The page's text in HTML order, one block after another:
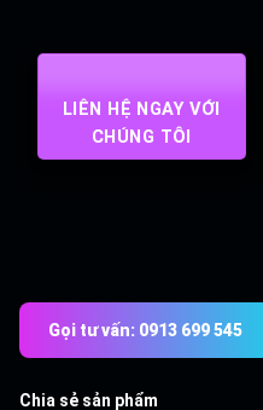
LIÊN HỆ NGAY VỚI
CHÚNG TÔI
Gọi tư vấn: 0913 699 545
Chia sẻ sản phẩm